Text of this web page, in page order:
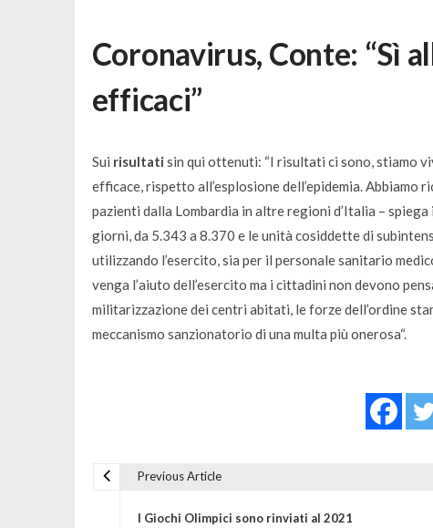
Coronavirus, Conte: “Sì
efficaci”
Sui risultati sin qui ottenuti: “I risultati ci sono, stiamo
efficace, rispetto all’esplosione dell’epidemia.
pazienti dalla Lombardia in altre regioni d’Italia – spiega
giorni, da 5.343 a 8.370 e le unità cosiddette di
utilizzando l’esercito, sia per il personale sanitario
venga l’aiuto dell’esercito ma i cittadini non devono
militarizzazione dei centri abitati, le forze dell’ordine
meccanismo sanzionatorio di una multa più onerosa“.
Previous Article
I Giochi Olimpici sono rinviati al 2021